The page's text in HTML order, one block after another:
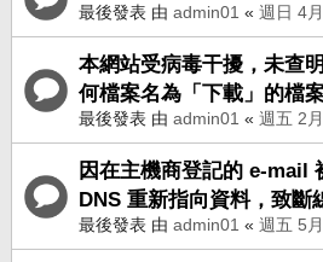
最後發表 由 admin01 « 週日 4
本網站受病毒干擾，未查
何檔案名為「下載」的檔
最後發表 由 admin01 « 週五 2
因在主機商登記的 e-mail
DNS 重新指向資料，致斷
最後發表 由 admin01 « 週五 5